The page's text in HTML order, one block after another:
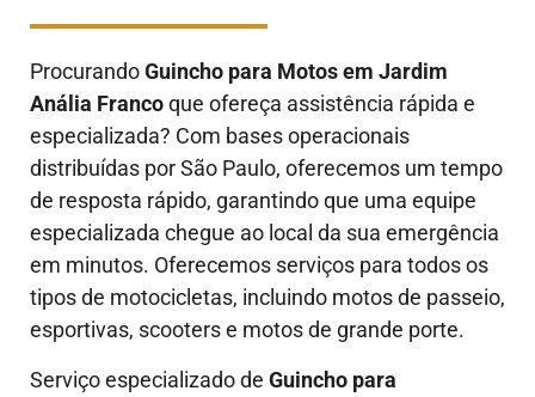
ProcurandoGuincho para Motos em Jardim
Anália Francoque ofereça assistência rápida e
especializada? Com bases operacionais
distribuídas por São Paulo, oferecemos um tempo
de resposta rápido, garantindo que uma equipe
especializada chegue ao local da sua emergência
em minutos. Oferecemos serviços para todos os
tipos de motocicletas, incluindo motos de passeio,
esportivas, scooters e motos de grande porte.
Serviço especializado de Guincho para